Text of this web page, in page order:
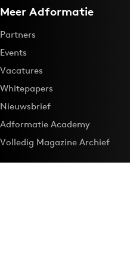
Meer Adformatie
Partners
Events
Vacatures
Whitepapers
Nieuwsbrief
Adformatie Academy
Volledig Magazine Archief